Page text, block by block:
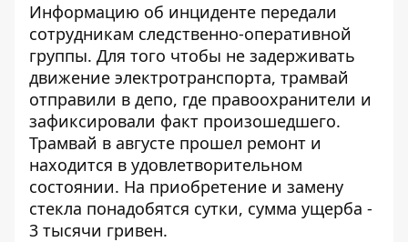
Информацию об инциденте передали
сотрудникам следственно-оперативной
группы. Для того чтобы не задерживать
движение электротранспорта, трамвай
отправили в депо, где правоохранители и
зафиксировали факт произошедшего.
Трамвай в августе прошел ремонт и
находится в удовлетворительном
состоянии. На приобретение и замену
стекла понадобятся сутки, сумма ущерба -
3 тысячи гривен.